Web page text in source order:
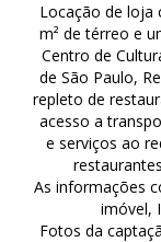
Locação de loja
m² de térreo e
Centro de
de São Paulo,
repleto de
acesso a
e serviços ao
As informações
imóvel,
Fotos da